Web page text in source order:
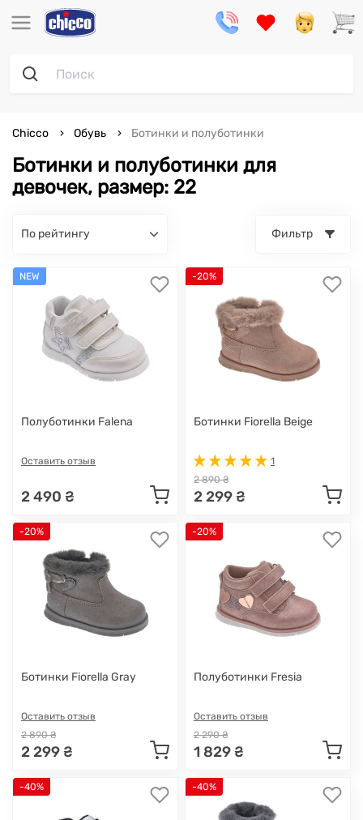
Ботинки и полуботинки для
девочек, размер: 22
Chicco Обувь Ботинки и полуботинки
по рейтингу Фильтр
NEW
Полуботинки Falena
Оставить отзыв
2 490 ₴
-20%
Ботинки Fiorella Beige
1
2 890 ₴
2 299 ₴
-20%
Ботинки Fiorella Gray
Оставить отзыв
2 890 ₴
2 299 ₴
-20%
Полуботинки Fresia
Оставить отзыв
2 290 ₴
1 829 ₴
-40% -40%